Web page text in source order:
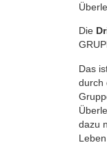
Die
Das
durch
dazu